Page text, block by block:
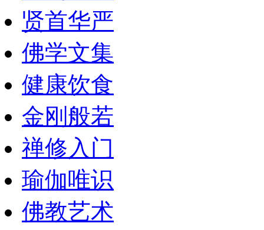
贤首华严
佛学文集
健康饮食
金刚般若
禅修入门
瑜伽唯识
佛教艺术